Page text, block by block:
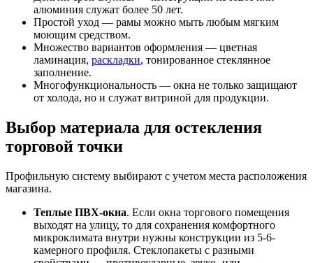
алюминия служат более 50 лет.
Простой уход — рамы можно мыть любым мягким
моющим средством.
Множество вариантов оформления — цветная
ламинация, раскладки, тонированное стеклянное
заполнение.
Многофункциональность — окна не только защищают
от холода, но и служат витриной для продукции.
Выбор материала для остекления
торговой точки
Профильную систему выбирают с учетом места расположения
магазина.
Теплые ПВХ-окна. Если окна торгового помещения
выходят на улицу, то для сохранения комфортного
микроклимата внутри нужны конструкции из 5-6-
камерного профиля. Стеклопакеты с разными